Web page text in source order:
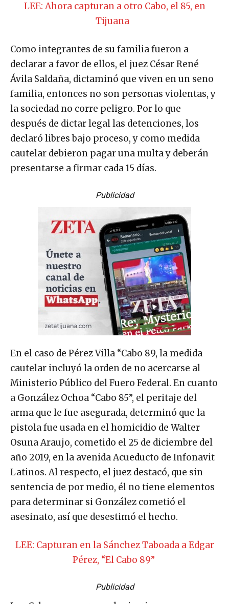
LEE: Ahora capturan a otro Cabo, el 85, en
Tijuana
Como integrantes de su familia fueron a
declarar a favor de ellos, el juez César René
Ávila Saldaña, dictaminó que viven en un seno
familia, entonces no son personas violentas, y
la sociedad no corre peligro. Por lo que
después de dictar legal las detenciones, los
declaró libres bajo proceso, y como medida
cautelar debieron pagar una multa y deberán
presentarse a firmar cada 15 días.
Publicidad
En el caso de Pérez Villa “Cabo 89, la medida
cautelar incluyó la orden de no acercarse al
Ministerio Público del Fuero Federal. En cuanto
a González Ochoa “Cabo 85”, el peritaje del
arma que le fue asegurada, determinó que la
pistola fue usada en el homicidio de Walter
Osuna Araujo, cometido el 25 de diciembre del
año 2019, en la avenida Acueducto de Infonavit
Latinos. Al respecto, el juez destacó, que sin
sentencia de por medio, él no tiene elementos
para determinar si González cometió el
asesinato, así que desestimó el hecho.
LEE: Capturan en la Sánchez Taboada a Edgar
Pérez, “El Cabo 89”
Publicidad